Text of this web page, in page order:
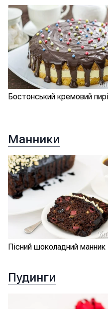
Бостонський кремовий
Манники
Пісний шоколадний манник
Пудинги